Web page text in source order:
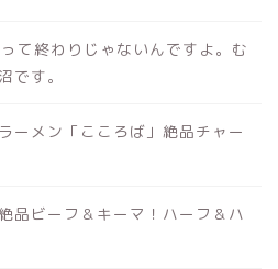
て終わりじゃないんですよ。む
です。
ーメン「こころば」絶品チャー
品ビーフ＆キーマ！ハーフ＆ハ